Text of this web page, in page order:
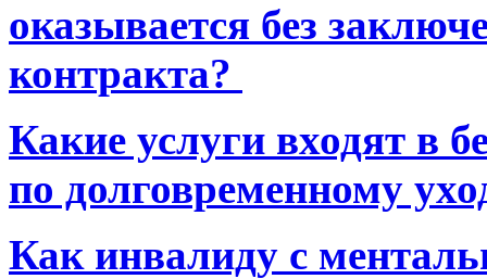
оказывается без
контракта?
Какие услуги входят в
по долговременному
Как инвалиду с